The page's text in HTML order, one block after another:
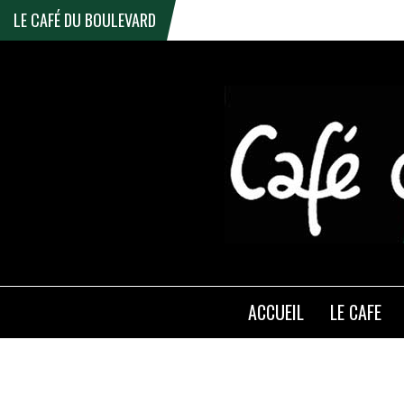
LE CAFÉ DU BOULEVARD
ACCUEIL LE CAFE